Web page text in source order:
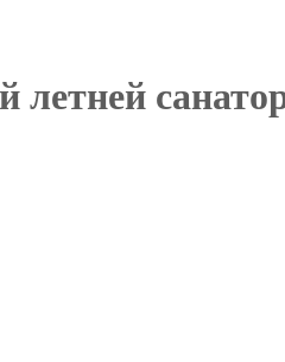
летней